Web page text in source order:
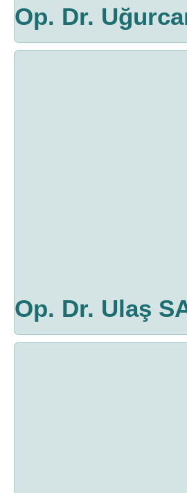
Op. Dr.
Op. Dr. Ulaş